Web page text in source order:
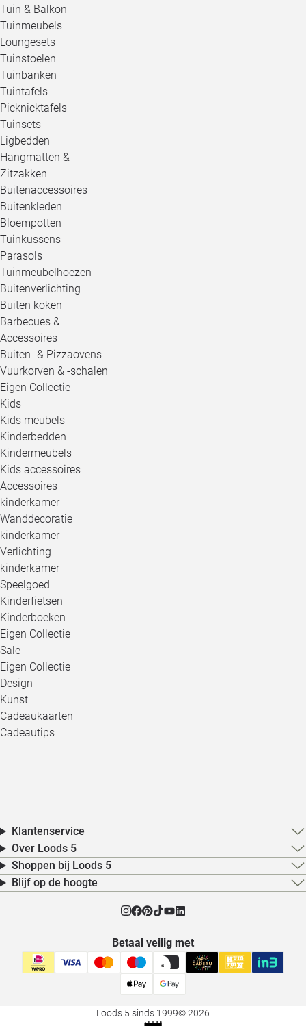
Tuin & Balkon
Tuinmeubels
Loungesets
Tuinstoelen
Tuinbanken
Tuintafels
Picknicktafels
Tuinsets
Ligbedden
Hangmatten &
Zitzakken
Buitenaccessoires
Buitenkleden
Bloempotten
Tuinkussens
Parasols
Tuinmeubelhoezen
Buitenverlichting
Buiten koken
Barbecues &
Accessoires
Buiten- & Pizzaovens
Vuurkorven & -schalen
Eigen Collectie
Kids
Kids meubels
Kinderbedden
Kindermeubels
Kids accessoires
Accessoires
kinderkamer
Wanddecoratie
kinderkamer
Verlichting
kinderkamer
Speelgoed
Kinderfietsen
Kinderboeken
Eigen Collectie
Sale
Eigen Collectie
Design
Kunst
Cadeaukaarten
Cadeautips
Klantenservice
Over Loods 5
Shoppen bij Loods 5
Blijf op de hoogte
Betaal veilig met
Loods 5 sinds 1999© 2026